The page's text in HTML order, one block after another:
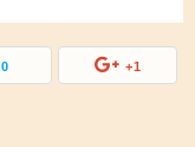
0 +1